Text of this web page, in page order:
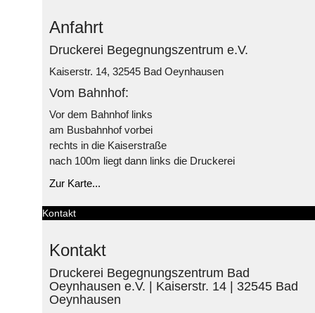
Anfahrt
Druckerei Begegnungszentrum e.V.
Kaiserstr. 14, 32545 Bad Oeynhausen
Vom Bahnhof:
Vor dem Bahnhof links
am Busbahnhof vorbei
rechts in die Kaiserstraße
nach 100m liegt dann links die Druckerei
Zur Karte...
Kontakt
Kontakt
Druckerei Begegnungszentrum Bad
Oeynhausen e.V. | Kaiserstr. 14 | 32545 Bad
Oeynhausen